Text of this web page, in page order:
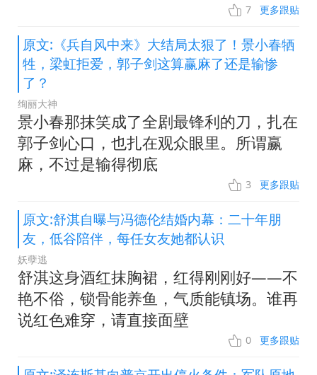
7 更多跟贴
原文:《兵自风中来》大结局太狠了！景小春牺
牲，梁虹拒爱，郭子剑这算赢麻了还是输惨
了？
绚丽大神
景小春那抹笑成了全剧最锋利的刀，扎在
郭子剑心口，也扎在观众眼里。所谓赢
麻，不过是输得彻底
3 更多跟贴
原文:舒淇自曝与冯德伦结婚内幕：二十年朋
友，低谷陪伴，每任女友她都认识
妖孽逃
舒淇这身酒红抹胸裙，红得刚刚好——不
艳不俗，锁骨能养鱼，气质能镇场。谁再
说红色难穿，请直接面壁
0 更多跟贴